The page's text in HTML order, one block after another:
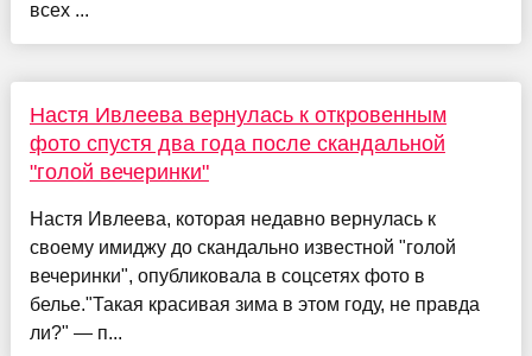
всех ...
Настя Ивлеева вернулась к откровенным
фото спустя два года после скандальной
"голой вечеринки"
Настя Ивлеева, которая недавно вернулась к
своему имиджу до скандально известной "голой
вечеринки", опубликовала в соцсетях фото в
белье."Такая красивая зима в этом году, не правда
ли?" — п...